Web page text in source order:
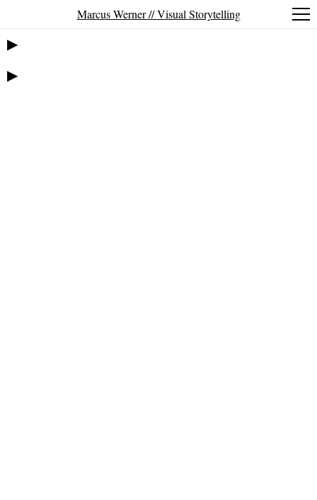
▶
▶
Marcus Werner // Visual Storytelling